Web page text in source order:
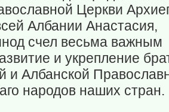
Церкви
Албании Анастасия,
счел весьма важным
и укрепление
и Албанской
народов наших стран.